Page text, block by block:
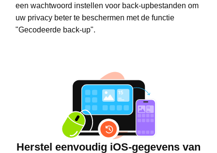
een wachtwoord instellen voor back-upbestanden om
uw privacy beter te beschermen met de functie
"Gecodeerde back-up".
Herstel eenvoudig iOS-gegevens van